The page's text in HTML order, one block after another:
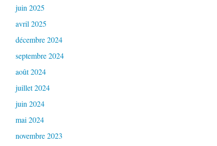
juin 2025
avril 2025
décembre 2024
septembre 2024
août 2024
juillet 2024
juin 2024
mai 2024
novembre 2023